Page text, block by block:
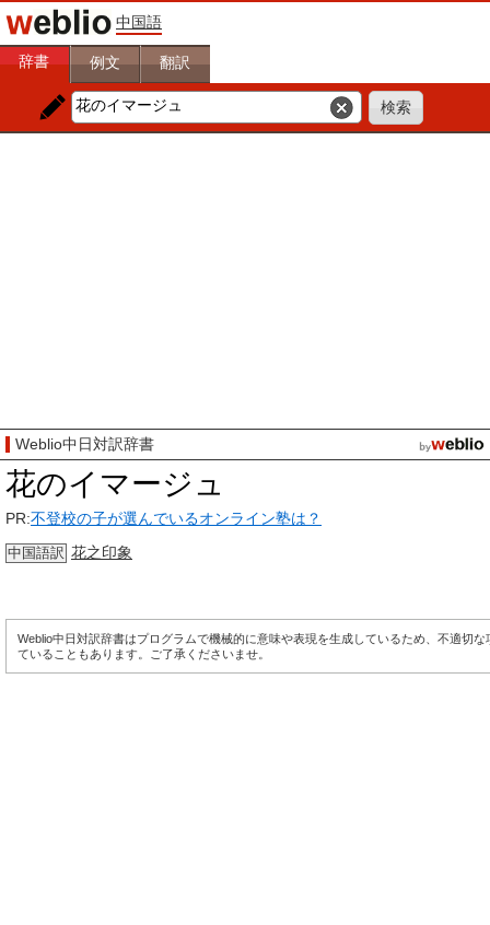
中国語
辞書 例文 翻訳
Weblio中日対訳辞書
花のイマージュ
PR:不登校の子が選んでいるオンライン塾は？
中国語訳 花之印象
Weblio中日対訳辞書はプログラムで機械的に意味や表現を生成しているため、不適切な
ていることもあります。ご了承くださいませ。